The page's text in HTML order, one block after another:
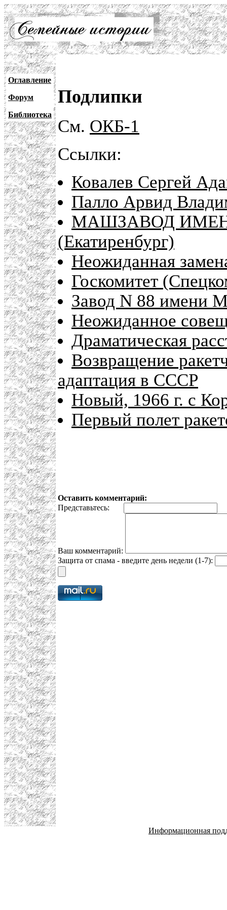
Оглавление
Форум
Библиотека
Подлипки
См. ОКБ-1
Ссылки:
Ковалев Сергей
Палло Арвид
МАШЗАВОД
(Екатиренбург)
Неожиданная
Госкомитет
Завод N 88 имени
Неожиданное
Драматическая
Возвращение
адаптация в СССР
Новый, 1966 г. с
Первый полет
Оставить комментарий:
Представьтесь:
Ваш комментарий:
Защита от спама - введите день недели (1-7):
Информационная